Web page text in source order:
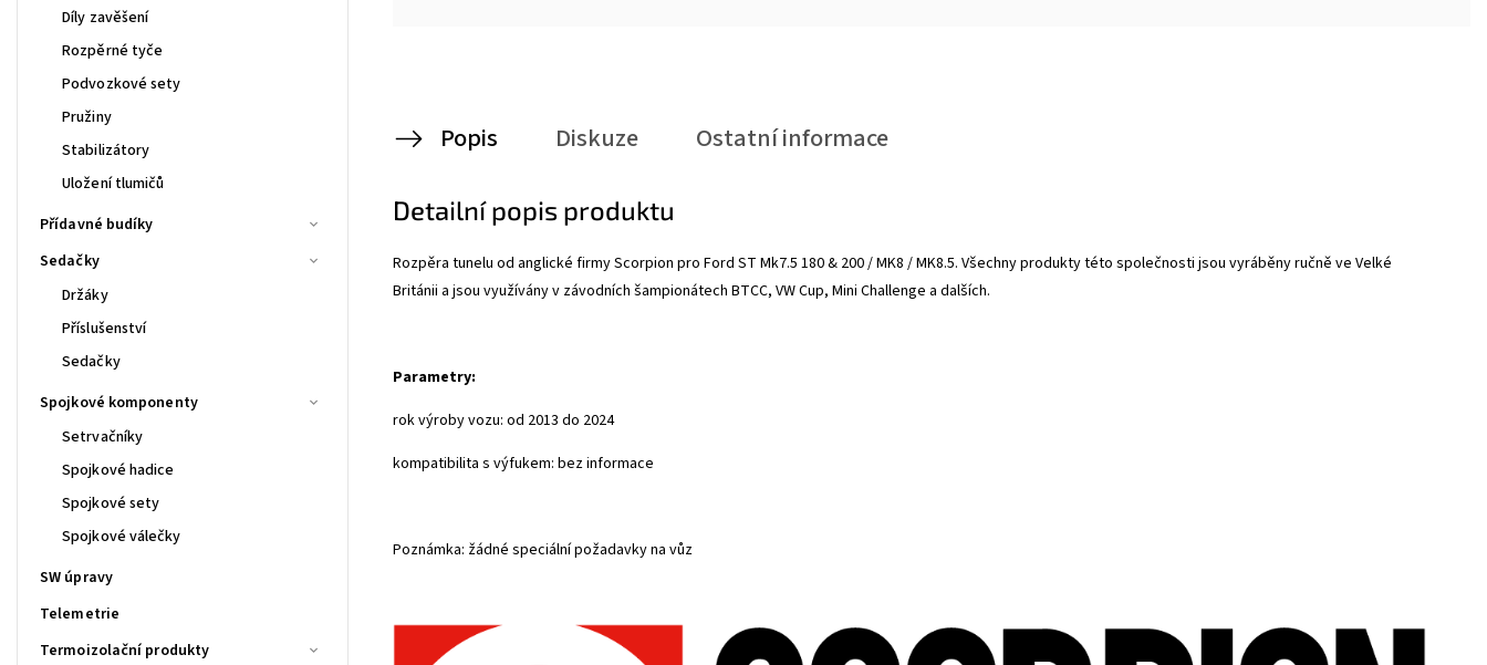
Díly zavěšení
Rozpěrné tyče
Podvozkové sety
Pružiny
Stabilizátory
Uložení tlumičů
Přídavné budíky
Sedačky
Držáky
Příslušenství
Sedačky
Spojkové komponenty
Setrvačníky
Spojkové hadice
Spojkové sety
Spojkové válečky
SW úpravy
Telemetrie
Termoizolační produkty
Popis Diskuze Ostatní informace
Detailní popis produktu
Rozpěra tunelu od anglické firmy Scorpion pro Ford ST Mk7.5 180 & 200 / MK8 / MK8.5. Všechny produkty této společnosti jsou vyráběny ručně ve Velké
Británii a jsou využívány v závodních šampionátech BTCC, VW Cup, Mini Challenge a dalších.
Parametry:
rok výroby vozu: od 2013 do 2024
kompatibilita s výfukem: bez informace
Poznámka: žádné speciální požadavky na vůz